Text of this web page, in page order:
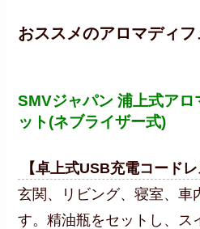
おススメのアロマディフ
SMVジャパン 浦上式アロ
ット(ネブライザー式)
【卓上式USB充電コードレ
玄関、リビング、寝室、車
す。精油瓶をセットし、ス